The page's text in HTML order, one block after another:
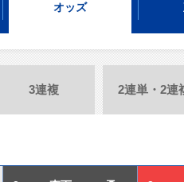
オッズ
3連複 2連単・2連